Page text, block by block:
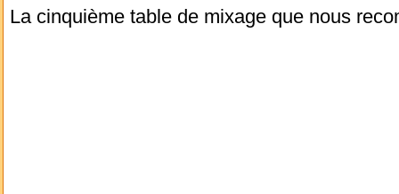
La cinquième table de mixage que nous